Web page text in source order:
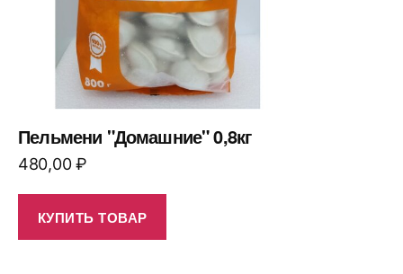
Пельмени "Домашние" 0,8кг
480,00₽
КУПИТЬ ТОВАР